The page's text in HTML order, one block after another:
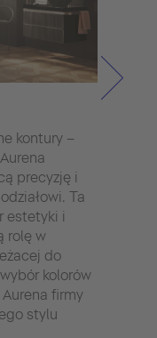
kontury –
precyzję i
Ta
estetyki i
rolę w
do
kolorów
firmy
stylu